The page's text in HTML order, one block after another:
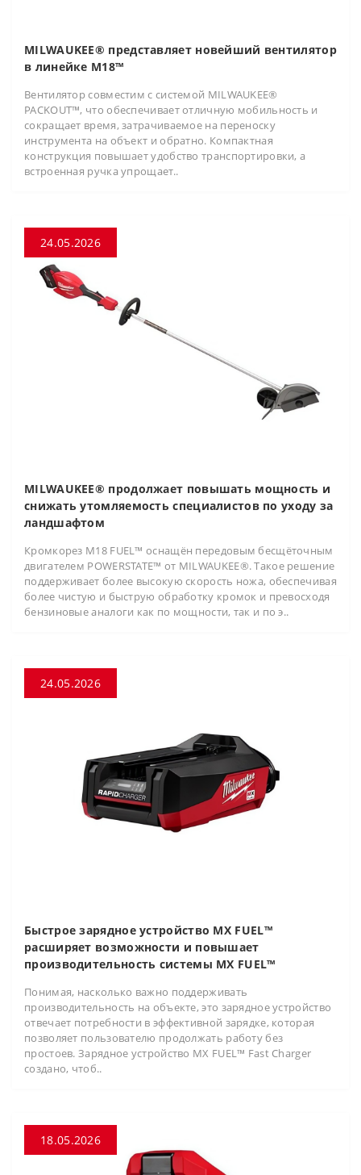
MILWAUKEE® представляет новейший вентилятор
в линейке M18™
Вентилятор совместим с системой MILWAUKEE®
PACKOUT™, что обеспечивает отличную мобильность и
сокращает время, затрачиваемое на переноску
инструмента на объект и обратно. Компактная
конструкция повышает удобство транспортировки, а
встроенная ручка упрощает..
24.05.2026
MILWAUKEE® продолжает повышать мощность и
снижать утомляемость специалистов по уходу за
ландшафтом
Кромкорез M18 FUEL™ оснащён передовым бесщёточным
двигателем POWERSTATE™ от MILWAUKEE®. Такое решение
поддерживает более высокую скорость ножа, обеспечивая
более чистую и быструю обработку кромок и превосходя
бензиновые аналоги как по мощности, так и по э..
24.05.2026
Быстрое зарядное устройство MX FUEL™
расширяет возможности и повышает
производительность системы MX FUEL™
Понимая, насколько важно поддерживать
производительность на объекте, это зарядное устройство
отвечает потребности в эффективной зарядке, которая
позволяет пользователю продолжать работу без
простоев. Зарядное устройство MX FUEL™ Fast Charger
создано, чтоб..
18.05.2026